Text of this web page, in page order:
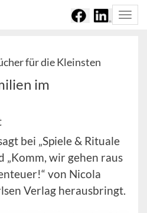
für die Kleinsten
im
bei „Spiele & Rituale
„Komm, wir gehen raus
von Nicola
Verlag herausbringt.